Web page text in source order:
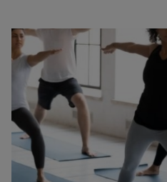
sera introduite pour les